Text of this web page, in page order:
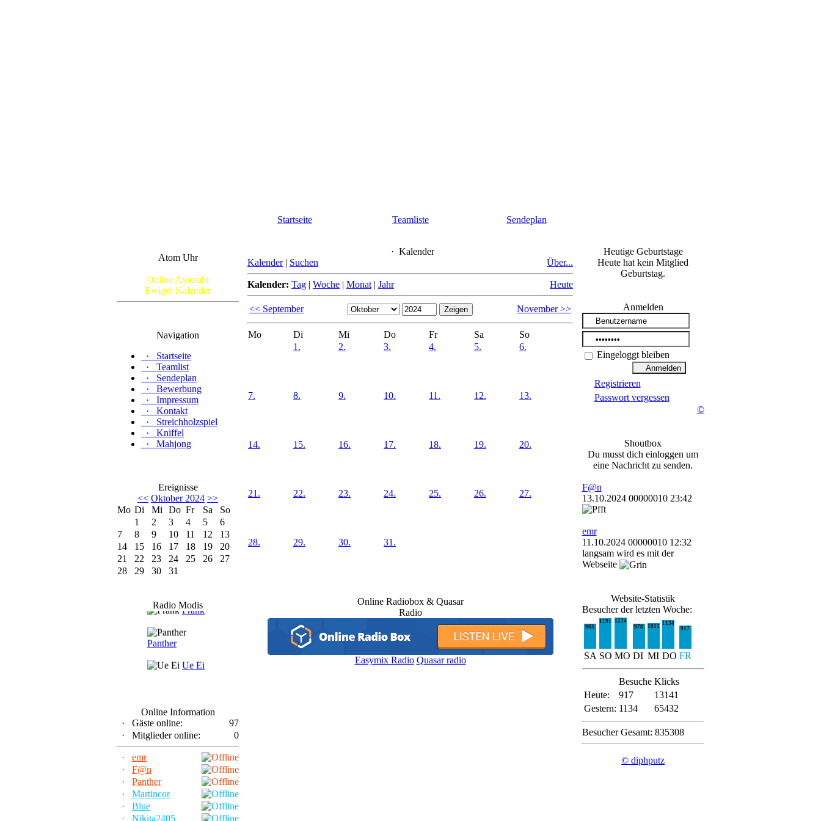
Startseite Teamliste Sendeplan
Atom Uhr
Online Atomuhr
Ewiger Kalender
Navigation
·
Startseite
·
Teamlist
·
Sendeplan
·
Bewerbung
·
Impressum
·
Kontakt
·
Streichholzspiel
·
Kniffel
·
Mahjong
Ereignisse
<< Oktober 2024 >>
Mo Di Mi Do Fr Sa
So
1
2 3 4 5
6
7
8 9 10 11 12
13
14
15 16 17 18 19
20
21
22 23 24 25 26
27
28
29 30 31
Radio Modis
Frank
Panther
Ue Ei
Online Information
·
Gäste online:
97
·
Mitglieder online: 0
·
emr
·
F@n
·
Panther
·
Martincor
·
Blue
·
Nikita2405
· Kalender
Kalender | Suchen Über...
Kalender: Tag | Woche | Monat | Jahr Heute
<< September November >>
Mo Di Mi Do Fr Sa
So
1.
2. 3. 4. 5. 6.
7. 8. 9. 10. 11. 12. 13.
14. 15. 16. 17. 18. 19. 20.
21. 22. 23. 24. 25. 26. 27.
28. 29. 30. 31.
Online Radiobox & Quasar
Radio
Easymix Radio Quasar radio
Heutige Geburtstage
Heute hat kein Mitglied
Geburtstag.
Anmelden
Eingeloggt bleiben
Registrieren
Passwort vergessen
©
Shoutbox
Du musst dich einloggen um
eine Nachricht zu senden.
F@n
13.10.2024 00000010 23:42
emr
11.10.2024 00000010 12:32
langsam wird es mit der
Webseite
Website-Statistik
Besucher der letzten Woche:
983
1191
1224
978
1011
1134
917
SA SO MO DI MI DO FR
Besuche Klicks
Heute:
917
13141
Gestern: 1134 65432
Besucher Gesamt: 835308
© diphputz